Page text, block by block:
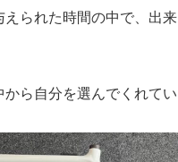
えられた時間の中で、出
ら自分を選んでくれてい